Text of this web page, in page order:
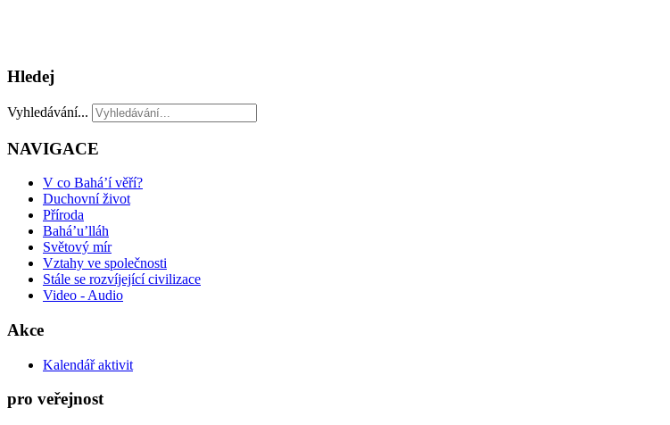
Hledej
Vyhledávání...
NAVIGACE
V co Bahá’í věří?
Duchovní život
Příroda
Bahá’u’lláh
Světový mír
Vztahy ve společnosti
Stále se rozvíjející civilizace
Video - Audio
Akce
Kalendář aktivit
pro veřejnost